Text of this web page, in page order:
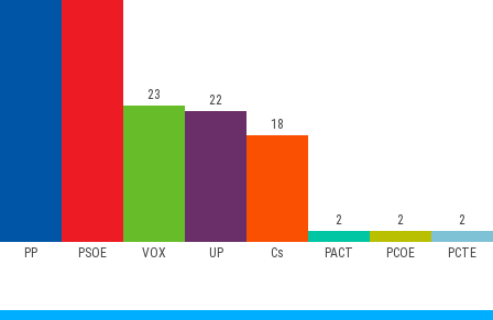
PP PSOE VOX UP Cs PACT PCOE PCTE
23
22
18
2 2 2